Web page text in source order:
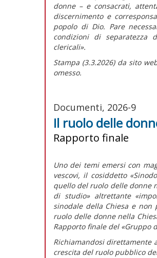
donne – e consacrati,
discernimento e
popolo di Dio. Pare
condizioni di separatezza
clericali».
Stampa (3.3.2026) da sito
omesso.
Documenti, 2026-9
Il ruolo delle
Rapporto finale
Uno dei temi emersi con
vescovi, il cosiddetto
quello del ruolo delle donne
di studio» altrettante
sinodale della Chiesa e
ruolo delle donne nella
Rapporto finale del «Gruppo
Richiamandosi direttamente
crescita del ruolo pubblico